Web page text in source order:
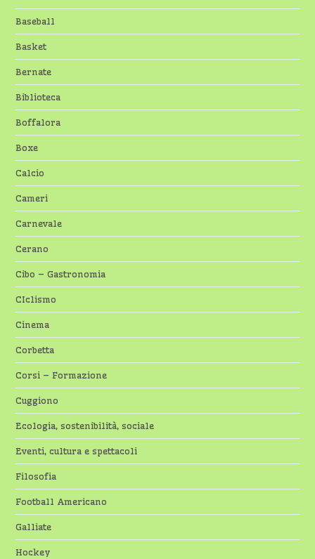
Baseball
Basket
Bernate
Biblioteca
Boffalora
Boxe
Calcio
Cameri
Carnevale
Cerano
Cibo – Gastronomia
CIclismo
Cinema
Corbetta
Corsi – Formazione
Cuggiono
Ecologia, sostenibilità, sociale
Eventi, cultura e spettacoli
Filosofia
Football Americano
Galliate
Hockey